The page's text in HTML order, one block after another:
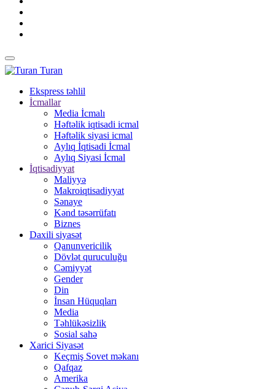
Turan
Ekspress təhlil
İcmallar
Media İcmalı
Həftəlik iqtisadi icmal
Həftəlik siyasi icmal
Aylıq İqtisadi İcmal
Aylıq Siyasi İcmal
İqtisadiyyat
Maliyyə
Makroiqtisadiyyat
Sənaye
Kənd təsərrüfatı
Biznes
Daxili siyasət
Qanunvericilik
Dövlət quruculuğu
Cəmiyyət
Gender
Din
İnsan Hüquqları
Media
Təhlükəsizlik
Sosial sahə
Xarici Siyasət
Keçmiş Sovet məkanı
Qafqaz
Amerika